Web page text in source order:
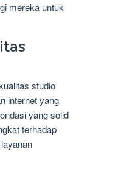
mereka untuk
studio
internet yang
yang solid
terhadap